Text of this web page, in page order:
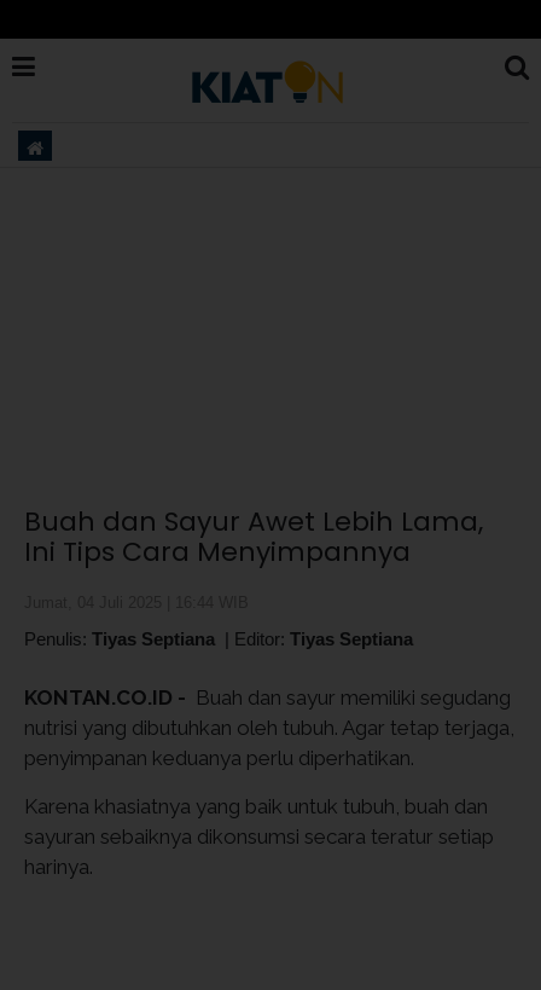
Buah dan Sayur Awet Lebih Lama,
Ini Tips Cara Menyimpannya
Penulis: Tiyas Septiana | Editor: Tiyas Septiana
KONTAN.CO.ID - Buah dan sayur memiliki segudang
nutrisi yang dibutuhkan oleh tubuh. Agar tetap terjaga,
penyimpanan keduanya perlu diperhatikan.
Karena khasiatnya yang baik untuk tubuh, buah dan
sayuran sebaiknya dikonsumsi secara teratur setiap
harinya.